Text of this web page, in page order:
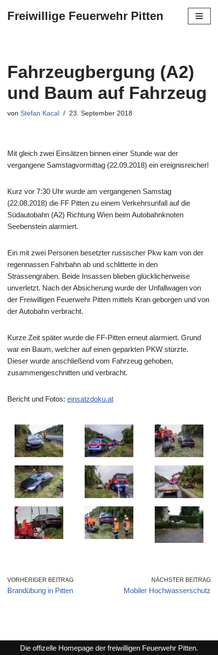
Freiwillige Feuerwehr Pitten
Fahrzeugbergung (A2)
und Baum auf Fahrzeug
von Stefan Kacal 23. September 2018
Mit gleich zwei Einsätzen binnen einer Stunde war der
vergangene Samstagvormittag (22.09.2018) ein ereignisreicher!
Kurz vor 7:30 Uhr wurde am vergangenen Samstag
(22.08.2018) die FF Pitten zu einem Verkehrsunfall auf die
Südautobahn (A2) Richtung Wien beim Autobahnknoten
Seebenstein alarmiert.
Ein mit zwei Personen besetzter russischer Pkw kam von der
regennassen Fahrbahn ab und schlitterte in den
Strassengraben. Beide Insassen blieben glücklicherweise
unverletzt. Nach der Absicherung wurde der Unfallwagen von
der Freiwilligen Feuerwehr Pitten mittels Kran geborgen und von
der Autobahn verbracht.
Kurze Zeit später wurde die FF-Pitten erneut alarmiert. Grund
war ein Baum, welcher auf einen geparkten PKW stürzte.
Dieser wurde anschließend vom Fahrzeug gehoben,
zusammengeschnitten und verbracht.
Bericht und Fotos: einsatzdoku.at
VORHERIGER BEITRAG
Brandübung in Pitten
NÄCHSTER BEITRAG
Mobiler Hochwasserschutz
Die offizelle Homepage der freiwilligen Feuerwehr Pitten.